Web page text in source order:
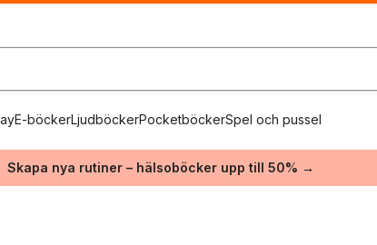
E-böckerLjudböckerPocketböckerSpel och pussel
Skapa nya rutiner – hälsoböcker upp till 50% →